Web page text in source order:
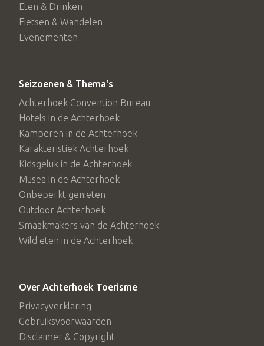
geslaagde en luxe kampeervakantie, zoals: openlucht
zwembad met apart kinderbad, gratis WiFi op de gehele
fietsverhuur, dagelijks verse broodjes en kranten, beperkt
assortiment levensmiddelen, een dierenweide met walibi’s
en in het hoogseizoen een recreatieprogramma.
Camping Vreehorst uw fietscamping
Camping Vreehorst heeft fietsers in haar hart gesloten.
Bij de receptie zijn fietsen te huur en kunt u fietsroutes
van de omgeving kopen. Winterswijk valt onder het
fietsknooppuntennetwerk van de Achterhoek. Het
Camping Vreehorst is aangesloten bij het ANWB-
fietsservicepunt. Mocht u fietspech hebben dan kunt u
met behulp van de aanwezige ANWB-rijwielhulpkist
Eten & Drinken
Fietsen & Wandelen
Evenementen
Seizoenen & Thema's
Achterhoek Convention Bureau
Hotels in de Achterhoek
Kamperen in de Achterhoek
Karakteristiek Achterhoek
Kidsgeluk in de Achterhoek
Musea in de Achterhoek
Onbeperkt genieten
Outdoor Achterhoek
Smaakmakers van de Achterhoek
Wild eten in de Achterhoek
Over Achterhoek Toerisme
Privacyverklaring
Gebruiksvoorwaarden
Disclaimer & Copyright